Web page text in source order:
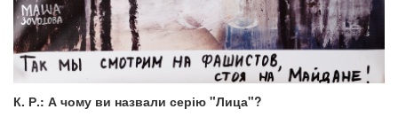
К. Р.: А чому ви назвали серію "Лица"?